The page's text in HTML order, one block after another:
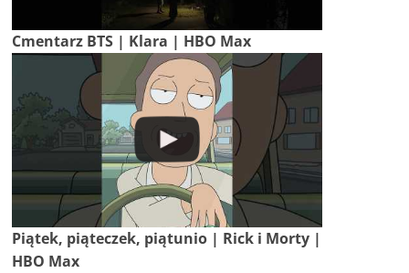
Cmentarz BTS | Klara | HBO Max
Piątek, piąteczek, piątunio | Rick i Morty |
HBO Max